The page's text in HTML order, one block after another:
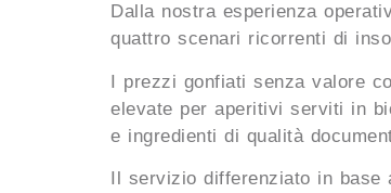
Dalla nostra esperienza
quattro scenari ricorrenti di
I prezzi gonfiati senza valore
elevate per aperitivi serviti in
e ingredienti di qualità
Il servizio differenziato in base